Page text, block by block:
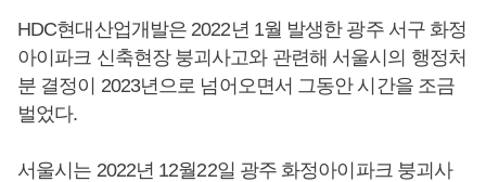
HDC현대산업개발은 2022년 1월 발생한 광주 서구 화정
아이파크 신축현장 붕괴사고와 관련해 서울시의 행정처
분 결정이 2023년으로 넘어오면서 그동안 시간을 조금
벌었다.
서울시는 2022년 12월22일 광주 화정아이파크 붕괴사